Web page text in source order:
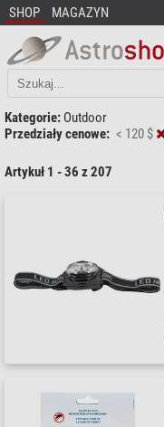
SHOP MAGAZYN
Kategorie: Outdoor
Przedziały cenowe: < 120 $
Artykuł 1 - 36 z 207